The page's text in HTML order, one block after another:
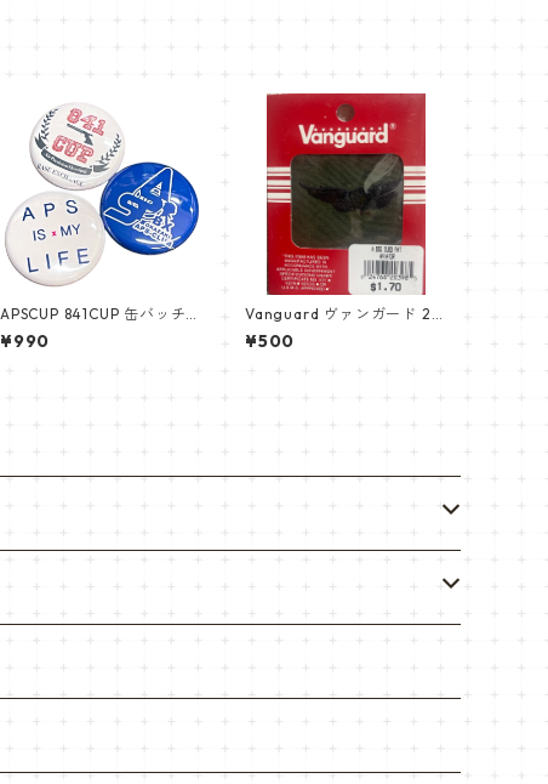
APSCUP 841CUP 缶バッチ
セット 3個入り
¥990
Vanguard ヴァンガード 2
枚セットエアクラフト クル
ーマン aircraft crewman
サブデュード
¥500